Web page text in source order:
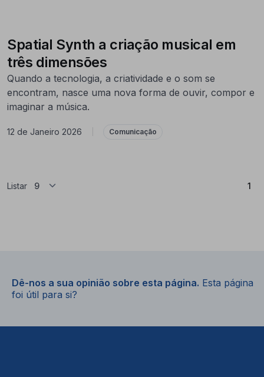
Spatial Synth a criação musical em
três dimensões
Quando a tecnologia, a criatividade e o som se
encontram, nasce uma nova forma de ouvir, compor e
imaginar a música.
12 de Janeiro 2026 Comunicação
Listar 1
Dê-nos a sua opinião sobre esta página. Esta página
foi útil para si?